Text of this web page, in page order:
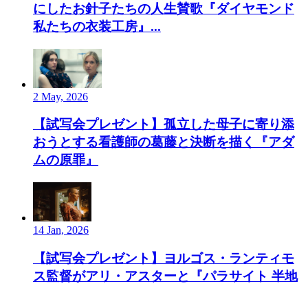
にしたお針子たちの人生賛歌『ダイヤモンド
私たちの衣装工房』...
2 May, 2026
【試写会プレゼント】孤立した母子に寄り添
おうとする看護師の葛藤と決断を描く『アダ
ムの原罪』
14 Jan, 2026
【試写会プレゼント】ヨルゴス・ランティモ
ス監督がアリ・アスターと『パラサイト 半地